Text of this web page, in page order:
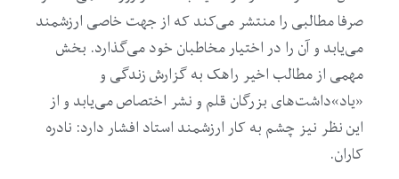
صرفا مطالبی را منتشر می‌کند که از جهت خاصی ارزشمند
می‌یابد و آن را در اختیار مخاطبان خود می‌گذارد. بخش
مهمی از مطالب اخیر راهک به گزارش زندگی و
«یاد»داشت‌های بزرگان قلم و نشر اختصاص می‌یابد و از
این نظر نیز چشم به کار ارزشمند استاد افشار دارد: نادره
کاران.